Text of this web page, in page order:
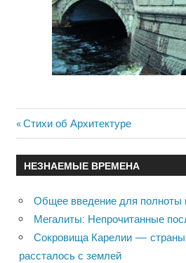
Навигация
по
записям
Previous
Post:
Стихи об Архитектуре
НЕЗНАЕМЫЕ ВРЕМЕНА
Общее введение для полноты
Мегалиты: Непрочитанные
Сокровища Карелии —
рассталось с землей